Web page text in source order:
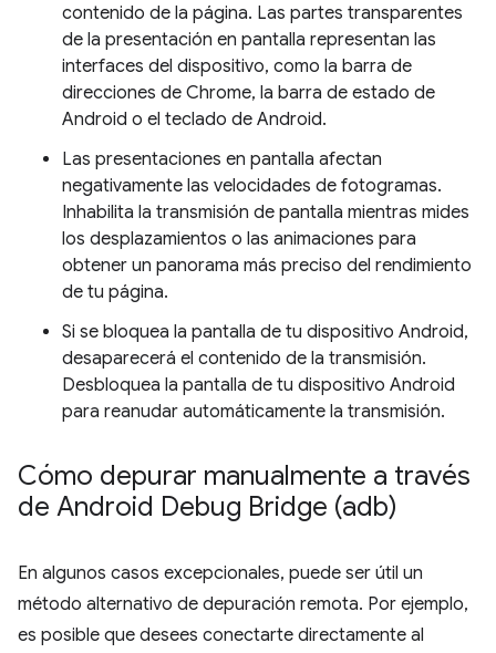
contenido de la página. Las partes transparentes
de la presentación en pantalla representan las
interfaces del dispositivo, como la barra de
direcciones de Chrome, la barra de estado de
Android o el teclado de Android.
Las presentaciones en pantalla afectan
negativamente las velocidades de fotogramas.
Inhabilita la transmisión de pantalla mientras mides
los desplazamientos o las animaciones para
obtener un panorama más preciso del rendimiento
de tu página.
Si se bloquea la pantalla de tu dispositivo Android,
desaparecerá el contenido de la transmisión.
Desbloquea la pantalla de tu dispositivo Android
para reanudar automáticamente la transmisión.
Cómo depurar manualmente a través
de Android Debug Bridge (adb)
En algunos casos excepcionales, puede ser útil un
método alternativo de depuración remota. Por ejemplo,
es posible que desees conectarte directamente al